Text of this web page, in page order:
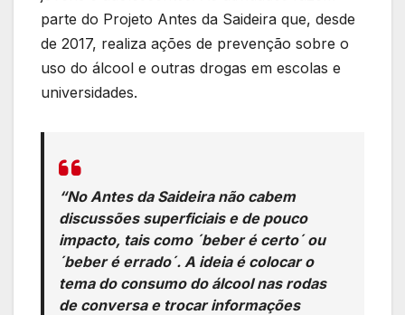
parte do Projeto Antes da Saideira que, desde
de 2017, realiza ações de prevenção sobre o
uso do álcool e outras drogas em escolas e
universidades.
“No Antes da Saideira não cabem
discussões superficiais e de pouco
impacto, tais como ´beber é certo´ ou
´beber é errado´. A ideia é colocar o
tema do consumo do álcool nas rodas
de conversa e trocar informações